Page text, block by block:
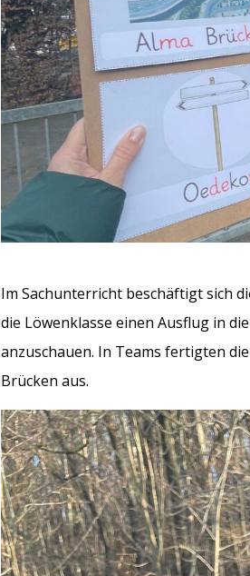
Im Sachunterricht beschäftigt sich
die Löwenklasse einen Ausflug in
anzuschauen. In Teams fertigten
Brücken aus.